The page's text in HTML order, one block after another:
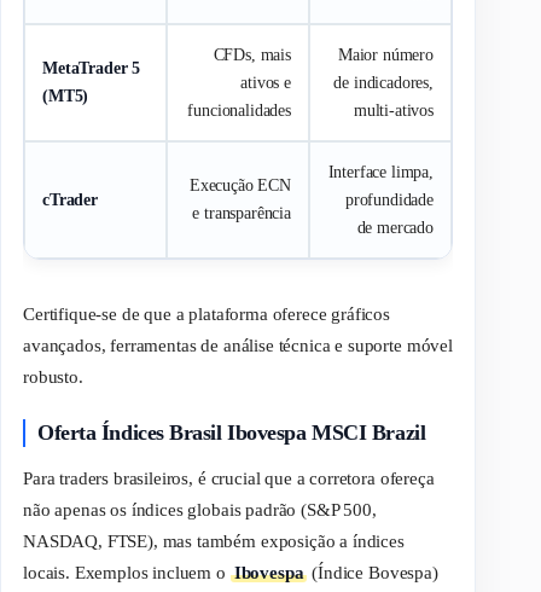
MetaTrader 5
(MT5)
CFDs, mais
ativos e
funcionalidades
Maior número
de indicadores,
multi-ativos
cTrader
Execução ECN
e transparência
Interface limpa,
profundidade
de mercado
Certifique-se de que a plataforma oferece gráficos
avançados, ferramentas de análise técnica e suporte móvel
robusto.
Oferta Índices Brasil Ibovespa MSCI Brazil
Paratraders brasileiros, é crucial que a corretora ofereça
não apenas os índices globais padrão (S&P 500,
NASDAQ, FTSE), mas também exposição a índices
locais. Exemplos incluem o Ibovespa (Índice Bovespa)